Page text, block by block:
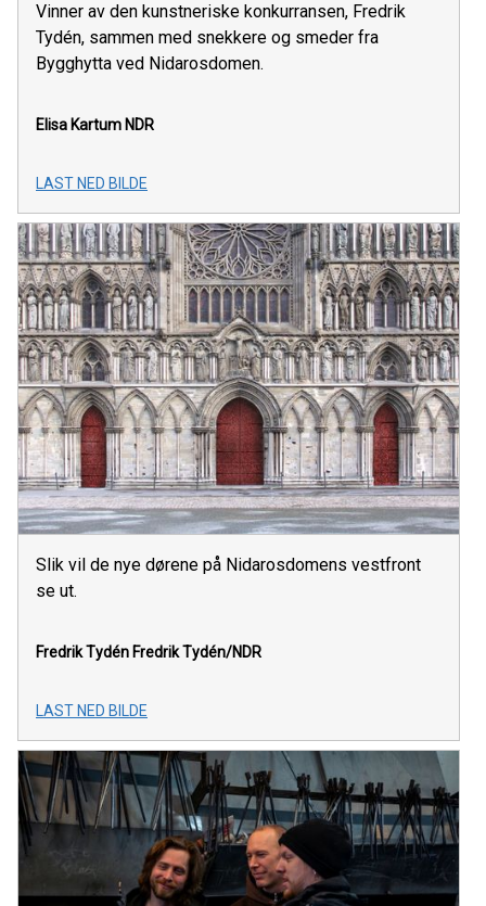
Vinner av den kunstneriske konkurransen, Fredrik
Tydén, sammen med snekkere og smeder fra
Bygghytta ved Nidarosdomen.
Elisa Kartum NDR
LAST NED BILDE
Slik vil de nye dørene på Nidarosdomens vestfront
se ut.
Fredrik Tydén Fredrik Tydén/NDR
LAST NED BILDE